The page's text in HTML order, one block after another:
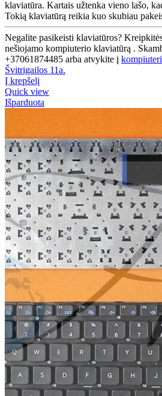
klaviatūra. Kartais užtenka vieno lašo,
Tokią klaviatūrą reikia kuo skubiau
Negalite pasikeisti klaviatūros?
nešiojamo kompiuterio klaviatūrą .
+37061874485 arba atvykite į
Švitrigailos 11a.
Į krepšelį
Quick view
Išparduota